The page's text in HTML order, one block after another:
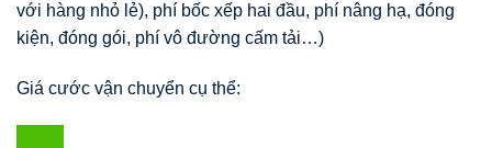
với hàng nhỏ lẻ), phí bốc xếp hai đầu, phí nâng hạ, đóng
kiện, đóng gói, phí vô đường cấm tải…)
Giá cước vận chuyển cụ thể: